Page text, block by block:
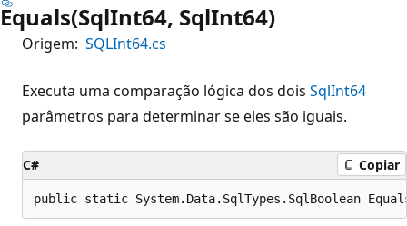
Equals(SqlInt64, SqlInt64)
Origem: SQLInt64.cs
Executa uma comparação lógica dos dois SqlInt64
parâmetros para determinar se eles são iguais.
C# Copiar
public static System.Data.SqlTypes.SqlBoolean